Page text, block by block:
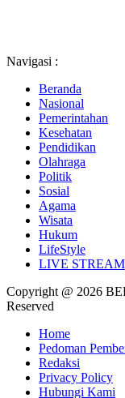
Navigasi :
Beranda
Nasional
Pemerintahan
Kesehatan
Pendidikan
Olahraga
Politik
Sosial
Agama
Wisata
Hukum
LifeStyle
LIVE STREAM
Copyright @ 2026
Reserved
Home
Pedoman
Redaksi
Privacy Policy
Hubungi Kami